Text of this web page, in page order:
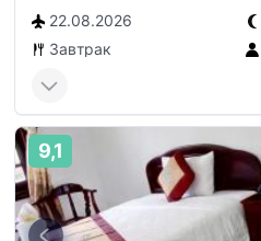
22.08.2026
Завтрак
9,1